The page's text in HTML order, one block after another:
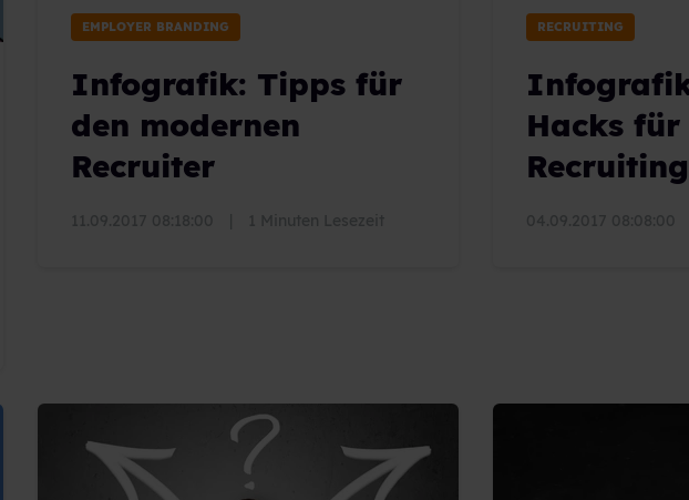
EMPLOYER BRANDING
Infografik: Tipps für
den modernen
Recruiter
RECRUITING
Hacks
Recruiting